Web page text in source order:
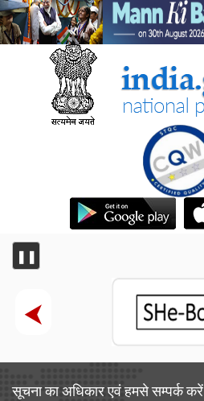
❚❚
सूचना का अधिकार एवं हमसे सम्‍पर्क करें